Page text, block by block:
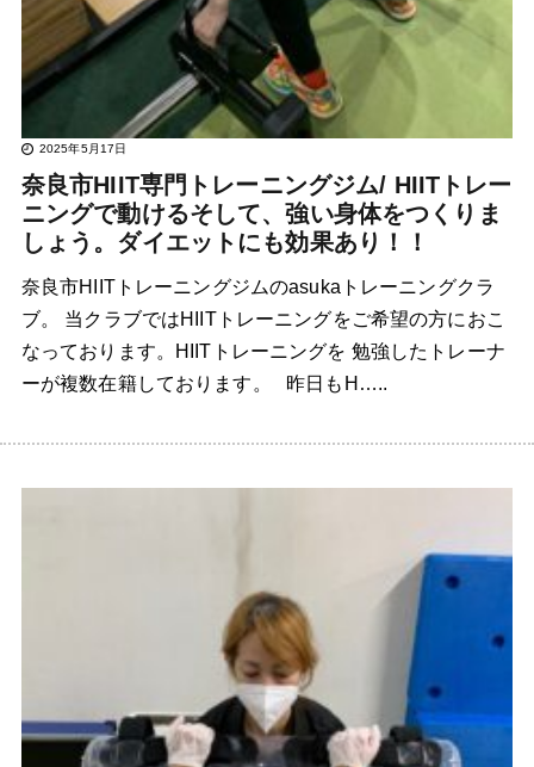
2025年5月17日
奈良市HIIT専門トレーニングジム/ HIITトレー
ニングで動けるそして、強い身体をつくりま
しょう。ダイエットにも効果あり！！
奈良市HIITトレーニングジムのasukaトレーニングクラ
ブ。 当クラブではHIITトレーニングをご希望の方におこ
なっております。HIITトレーニングを 勉強したトレーナ
ーが複数在籍しております。 昨日もH…..